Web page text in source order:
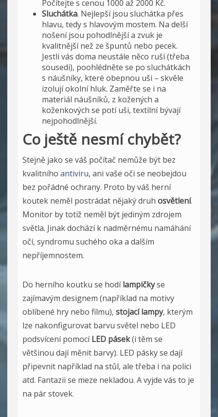
Počítejte s cenou 1000 až 2000 Kč.
Sluchátka. Nejlepší jsou sluchátka přes
hlavu, tedy s hlavovým mostem. Na delší
nošení jsou pohodlnější a zvuk je
kvalitnější než ze špuntů nebo pecek.
Jestli vás doma neustále něco ruší (třeba
sousedi), poohlédněte se po sluchátkách
s náušníky, které obepnou uši – skvěle
izolují okolní hluk. Zaměřte se i na
materiál náušníků, z kožených a
koženkových se potí uši, textilní bývají
nejpohodlnější.
Co ještě nesmí chybět?
Stejně jako se váš počítač nemůže být bez
kvalitního antiviru, ani vaše oči se neobejdou
bez pořádné ochrany. Proto by váš herní
koutek neměl postrádat nějaký druh osvětlení.
Monitor by totiž neměl být jediným zdrojem
světla. Jinak dochází k nadměrnému namáhání
očí, syndromu suchého oka a dalším
nepříjemnostem.
Do herního koutku se hodílampičkyse
zajímavým designem (například na motivy
oblíbené hry nebo filmu), stojací lampy, kterým
lze nakonfigurovat barvu světel nebo LED
podsvícení pomocíLED pásek(i těm se
většinou dají měnit barvy). LED pásky se dají
připevnit například na stůl, ale třeba i na polici
atd. Fantazii se meze nekladou. A vyjde vás to je
na pár stovek.